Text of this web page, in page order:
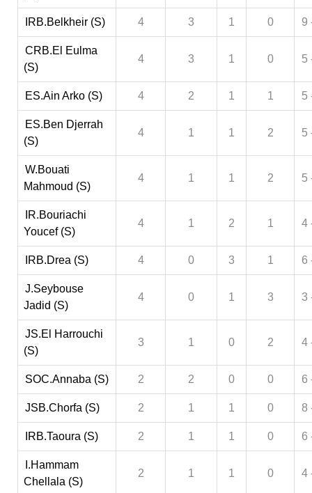
IRB.Belkheir (S) 4 3 1 0 9
CRB.El Eulma
(S)
4 3 1 0 5
ES.Ain Arko (S) 4 2 1 1 5
ES.Ben Djerrah
(S)
4 1 1 2 5
W.Bouati
Mahmoud (S)
4 1 1 2 5
IR.Bouriachi
Youcef (S)
4 1 2 1 4
IRB.Drea (S) 4 0 3 1 6
J.Seybouse
Jadid (S)
4 0 1 3 3
JS.El Harrouchi
(S)
3 1 0 2 4
SOC.Annaba (S) 2 2 0 0 6
JSB.Chorfa (S) 2 1 1 0 8
IRB.Taoura (S) 2 1 1 0 6
I.Hammam
Chellala (S)
2 1 1 0 4